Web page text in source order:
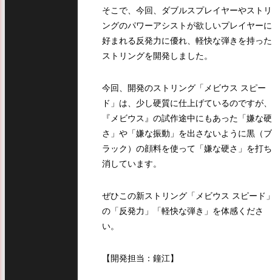
そこで、今回、ダブルスプレイヤーやストリ
ングのパワーアシストが欲しいプレイヤーに
好まれる反発力に優れ、軽快な弾きを持った
ストリングを開発しました。
今回、開発のストリング「メビウス スピー
ド」は、少し硬質に仕上げているのですが、
『メビウス』の試作途中にもあった「嫌な硬
さ」や「嫌な振動」を出さないように黒（ブ
ラック）の顔料を使って「嫌な硬さ」を打ち
消しています。
ぜひこの新ストリング「メビウス スピード
の「反発力」「軽快な弾き」を体感くださ
い。
【開発担当：鐘江】